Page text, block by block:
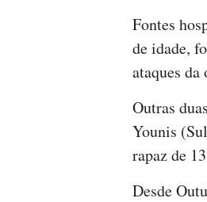
Fontes
de idade,
ataques da
Outras
Younis
rapaz de
Desde